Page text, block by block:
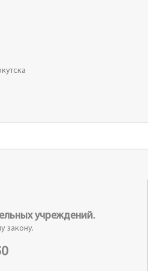
учреждений.
закону.